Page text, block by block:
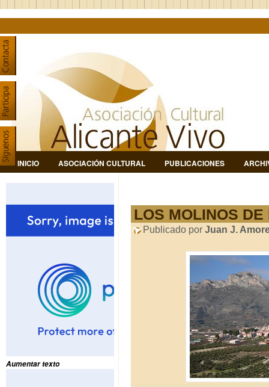
INICIO ASOCIACIÓN CULTURAL PUBLICACIONES
Aumentar texto
LOS MOLINOS
Publicado por Juan J.